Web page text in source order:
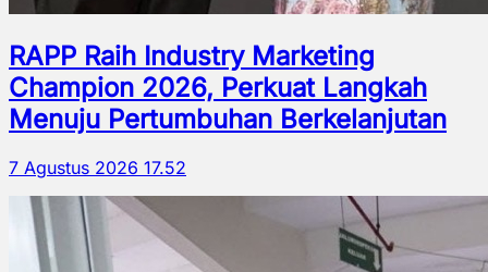
RAPP Raih Industry Marketing
Champion 2026, Perkuat Langkah
Menuju Pertumbuhan Berkelanjutan
7 Agustus 2026 17.52